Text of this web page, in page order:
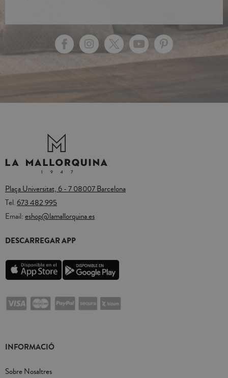
Plaça Universitat, 6 - 7 08007 Barcelona
Tel.673 482 995
Email:eshop@lamallorquina.es
DESCARREGAR APP
INFORMACIÓ
Sobre Nosaltres